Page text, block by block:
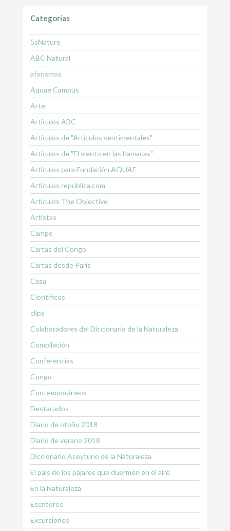
Categorías
5sNature
ABC Natural
aforismos
Aquae Campus
Arte
Artículos ABC
Artículos de "Artículos sentimentales"
Artículos de "El viento en las hamacas"
Artículos para Fundación AQUAE
Artículos republica.com
Artículos The Objective
Artistas
Campo
Cartas del Congo
Cartas desde Paris
Casa
Científicos
clips
Colaboradores del Diccionario de la Naturaleza
Compilación
Conferencias
Congo
Contemporáneos
Destacados
Diario de otoño 2018
Diario de verano 2018
Diccionario Aceytuno de la Naturaleza
El país de los pájaros que duermen en el aire
En la Naturaleza
Escritores
Excursiones